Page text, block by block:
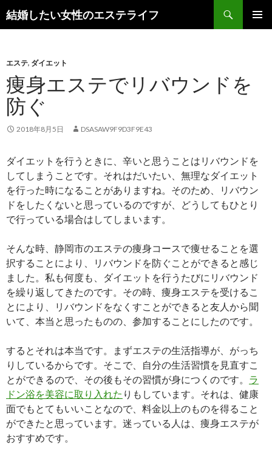
結婚したい女性のエステライフ
索
ン
ツ
へ
ス
キ
ッ
エステ, ダイエット
痩身エステでリバウンドを
防ぐ
2018年8月5日 DSASAW9F9D3F9E43
ダイエットを行うときに、辛いと思うことはリバウンドを
してしまうことです。それはだいたい、無理なダイエット
を行った時になることがありますね。そのため、リバウン
ドをしたくないと思っているのですが、どうしてもひとり
で行っている場合はしてしまいます。
そんな時、静岡市のエステの痩身コースで痩せることを選
択することにより、リバウンドを防ぐことができると感じ
ました。私も何度も、ダイエットを行うたびにリバウンド
を繰り返してきたのです。その時、痩身エステを受けるこ
とにより、リバウンドをなくすことができると友人から聞
いて、本当と思ったものの、参加することにしたのです。
するとそれは本当です。まずエステの生活指導が、がっち
りしているからです。そこで、自分の生活習慣を見直すこ
とができるので、その後もその習慣が身につくのです。 ラ
ドン浴を美容に取り入れた りもしています。それは、健康
面でもとてもいいことなので、料金以上のものを得ること
ができたと思っています。迷っている人は、痩身エステが
おすすめです。